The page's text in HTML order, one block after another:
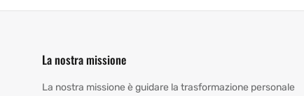
La nostra missione
La nostra missione è guidare la trasformazione personale